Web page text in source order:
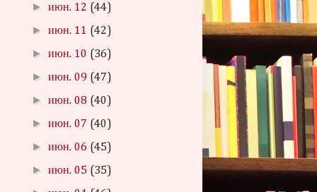
►июн. 12 (44)
►июн. 11 (42)
►июн. 10 (36)
►июн. 09 (47)
►июн. 08 (40)
►июн. 07 (40)
►июн. 06 (45)
►июн. 05 (35)